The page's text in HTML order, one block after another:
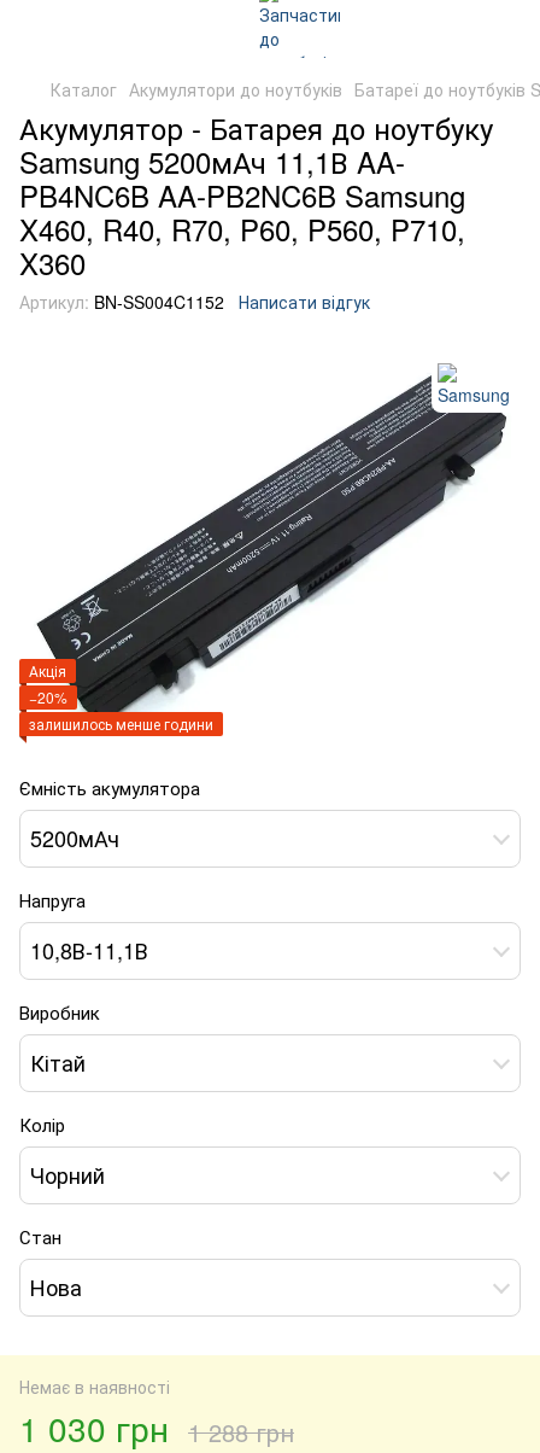
Каталог Акумулятори до ноутбуків Батареї до ноутбуків
Акумулятор - Батарея до ноутбуку
Samsung 5200мАч 11,1В AA-
PB4NC6B AA-PB2NC6B Samsung
X460, R40, R70, P60, P560, P710,
X360
Артикул: BN-SS004C1152 Написати відгук
Акція
−20%
залишилось менше години
Ємність акумулятора
5200мАч
Напруга
10,8В-11,1В
Виробник
Кітай
Колір
Чорний
Стан
Нова
Немає в наявності
1 030 грн 1 288 грн